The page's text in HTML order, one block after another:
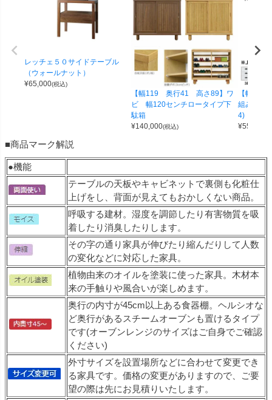
レッチェ５０サイドテーブル
（ウォールナット）
¥65,000(税込)
【幅119 奥行41 高さ89】ワ
ビ 幅120センチロータイプ下
駄箱
¥140,000(税込)
【幅100
組み合わ
4)
¥55,000
■商品マーク解説
●機能
テーブルの天板やキャビネットで裏側も化粧仕
上げをし、背面が見えてもおかしくない商品。
呼吸する建材。湿度を調節したり有害物質を吸
着したり消臭したりします。
その字の通り家具が伸びたり縮んだりして人数
の変化などに対応した家具。
植物由来のオイルを塗装に使った家具。木材本
来の手触りや風合いが楽しめます。
奥行の内寸が45cm以上ある食器棚。ヘルシオな
ど奥行があるスチームオーブンも置けるタイプ
です(オーブンレンジのサイズはご自身でご確認
ください)
外寸サイズを設置場所などに合わせて変更でき
る家具です。価格の変更がありますので、ご要
望の際は先にお見積りいたします。